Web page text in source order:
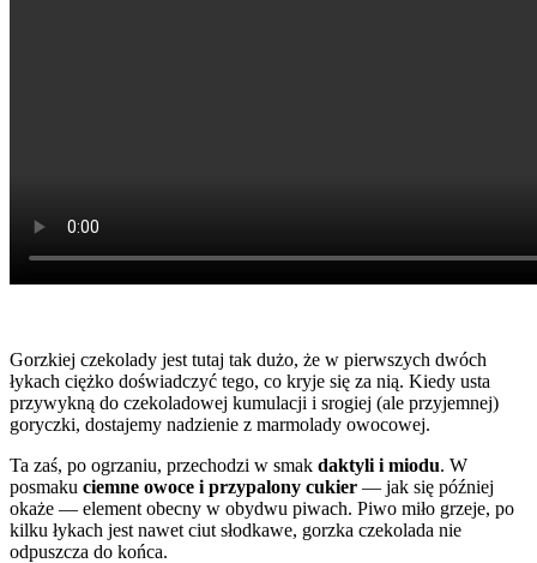
Gorzkiej czekolady jest tutaj tak dużo, że w pierwszych dwóch
łykach ciężko doświadczyć tego, co kryje się za nią. Kiedy usta
przywykną do czekoladowej kumulacji i srogiej (ale przyjemnej)
goryczki, dostajemy nadzienie z marmolady owocowej.
Ta zaś, po ogrzaniu, przechodzi w smak daktyli i miodu. W
posmaku ciemne owoce i przypalony cukier — jak się później
okaże — element obecny w obydwu piwach. Piwo miło grzeje, po
kilku łykach jest nawet ciut słodkawe, gorzka czekolada nie
odpuszcza do końca.